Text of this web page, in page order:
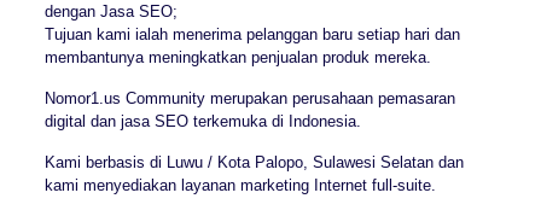
dengan Jasa SEO;
Tujuan kami ialah menerima pelanggan baru setiap hari dan
membantunya meningkatkan penjualan produk mereka.
Nomor1.us Community merupakan perusahaan pemasaran
digital dan jasa SEO terkemuka di Indonesia.
Kami berbasis di Luwu / Kota Palopo, Sulawesi Selatan dan
kami menyediakan layanan marketing Internet full-suite.